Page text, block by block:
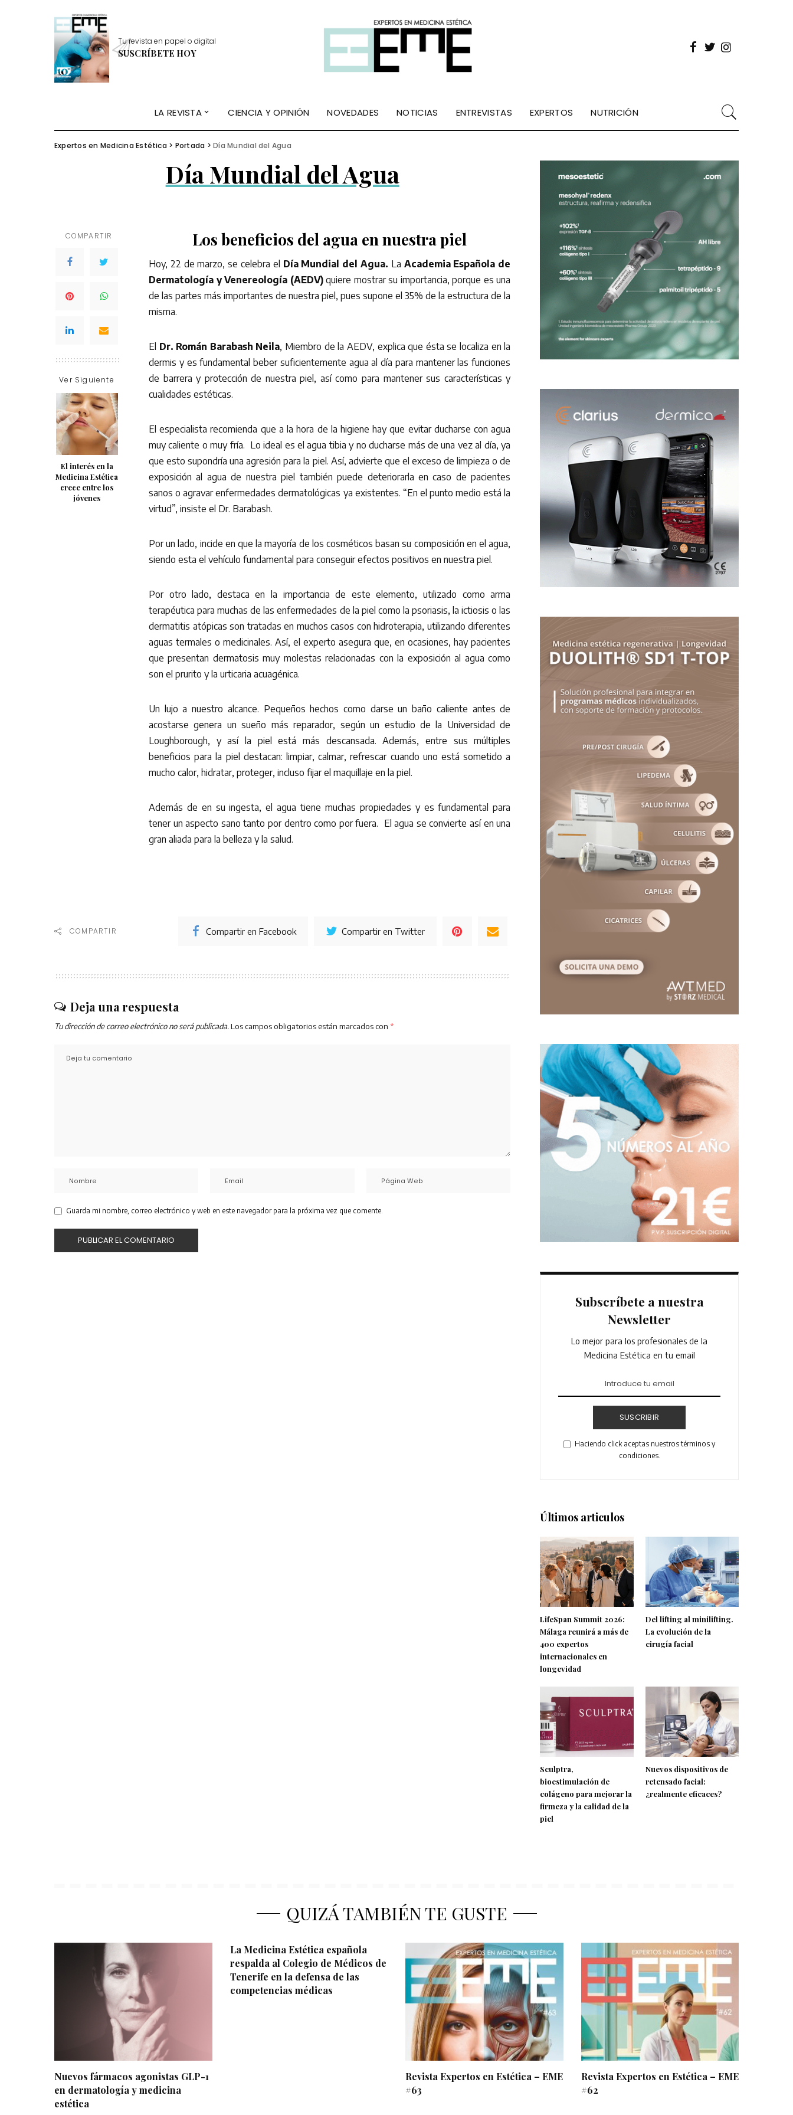
Tu revista en papel o digital
SUSCRÍBETE HOY
LA REVISTA CIENCIA Y OPINIÓN NOVEDADES NOTICIAS ENTREVISTAS EXPERTOS NUTRICIÓN
Expertos en Medicina Estética > Portada >Día Mundial del Agua
Día Mundial del Agua
COMPARTIR
Ver Siguiente
El interés en la
Medicina Estética
crece entre los
jóvenes
Los beneficios del agua en nuestra piel
Hoy, 22 de marzo, se celebra el Día Mundial del Agua. La Academia Española de
Dermatología y Venereología (AEDV)quiere mostrar su importancia, porque es una
de las partes más importantes de nuestra piel, pues supone el 35% de la estructura de la
misma.
El Dr. Román Barabash Neila, Miembro de la AEDV, explica que ésta se localiza en la
dermis y es fundamental beber suficientemente agua al día para mantener las funciones
de barrera y protección de nuestra piel, así como para mantener sus características y
cualidades estéticas.
El especialista recomienda que a la hora de la higiene hay que evitar ducharse con agua
muy caliente o muy fría. Lo ideal es el agua tibia y no ducharse más de una vez al día, ya
que esto supondría una agresión para la piel. Así, advierte que el exceso de limpieza o de
exposición al agua de nuestra piel también puede deteriorarla en caso de pacientes
sanos o agravar enfermedades dermatológicas ya existentes. “En el punto medio está la
virtud”, insiste el Dr. Barabash.
Por un lado, incide en que la mayoría de los cosméticos basan su composición en el agua,
siendo esta el vehículo fundamental para conseguir efectos positivos en nuestra piel.
Por otro lado, destaca en la importancia de este elemento, utilizado como arma
terapéutica para muchas de las enfermedades de la piel como la psoriasis, la ictiosis o las
dermatitis atópicas son tratadas en muchos casos con hidroterapia, utilizando diferentes
aguas termales o medicinales. Así, el experto asegura que, en ocasiones, hay pacientes
que presentan dermatosis muy molestas relacionadas con la exposición al agua como
son el prurito y la urticaria acuagénica.
Un lujo a nuestro alcance. Pequeños hechos como darse un baño caliente antes de
acostarse genera un sueño más reparador, según un estudio de la Universidad de
Loughborough, y así la piel está más descansada. Además, entre sus múltiples
beneficios para la piel destacan: limpiar, calmar, refrescar cuando uno está sometido a
mucho calor, hidratar, proteger, incluso fijar el maquillaje en la piel.
Además de en su ingesta, el agua tiene muchas propiedades y es fundamental para
tener un aspecto sano tanto por dentro como por fuera. El agua se convierte así en una
gran aliada para la belleza y la salud.
COMPARTIR Compartir en Facebook Compartir en Twitter
Deja una respuesta
Tu dirección de correo electrónico no será publicada. Los campos obligatorios están marcados con *
Guarda mi nombre, correo electrónico y web en este navegador para la próxima vez que comente.
Subscríbete a nuestra
Newsletter
Lo mejor para los profesionales de la
Medicina Estética en tu email
SUSCRIBIR
Haciendo click aceptas nuestros términos y
condiciones.
Últimos articulos
LifeSpan Summit 2026:
Málaga reunirá a más de
400 expertos
internacionales en
longevidad
Del lifting al minilifting.
La evolución de la
cirugía facial
Sculptra,
bioestimulación de
colágeno para mejorar la
firmeza y la calidad de la
piel
Nuevos dispositivos de
retensado facial:
¿realmente eficaces?
QUIZÁ TAMBIÉN TE GUSTE
Nuevos fármacos agonistas GLP-1
en dermatología y medicina
estética
La Medicina Estética española
respalda al Colegio de Médicos de
Tenerife en la defensa de las
competencias médicas
Revista Expertos en Estética – EME
#63
Revista Expertos en Estética – EME
#62